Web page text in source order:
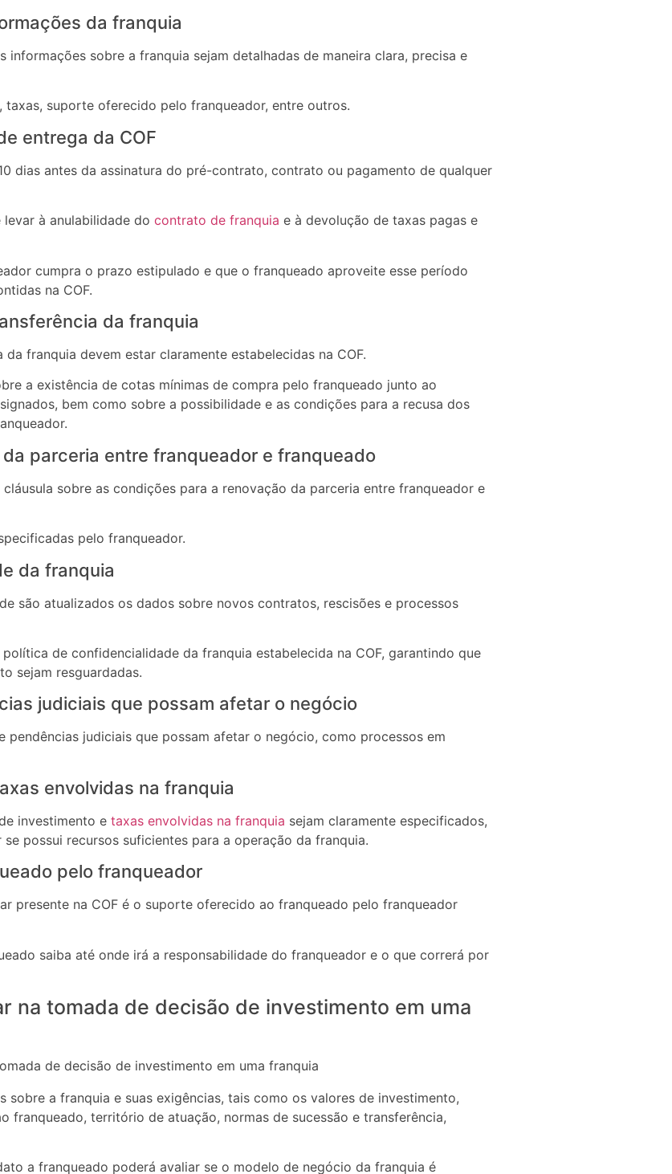
da franquia
informações sobre a franquia sejam detalhadas de maneira clara, precisa e
taxas, suporte oferecido pelo franqueador, entre outros.
entrega da COF
dias antes da assinatura do pré-contrato, contrato ou pagamento de qualquer
à anulabilidade do contrato de franquia e à devolução de taxas pagas e
cumpra o prazo estipulado e que o franqueado aproveite esse período
na COF.
da franquia
franquia devem estar claramente estabelecidas na COF.
a existência de cotas mínimas de compra pelo franqueado junto ao
bem como sobre a possibilidade e as condições para a recusa dos
parceria entre franqueador e franqueado
sobre as condições para a renovação da parceria entre franqueador e
pelo franqueador.
da franquia
são atualizados os dados sobre novos contratos, rescisões e processos
de confidencialidade da franquia estabelecida na COF, garantindo que
sejam resguardadas.
judiciais que possam afetar o negócio
pendências judiciais que possam afetar o negócio, como processos em
envolvidas na franquia
investimento e taxas envolvidas na franquia sejam claramente especificados,
possui recursos suficientes para a operação da franquia.
pelo franqueador
presente na COF é o suporte oferecido ao franqueado pelo franqueador
saiba até onde irá a responsabilidade do franqueador e o que correrá por
na tomada de decisão de investimento em uma
sobre a franquia e suas exigências, tais como os valores de investimento,
franqueado, território de atuação, normas de sucessão e transferência,
a franqueado poderá avaliar se o modelo de negócio da franquia é